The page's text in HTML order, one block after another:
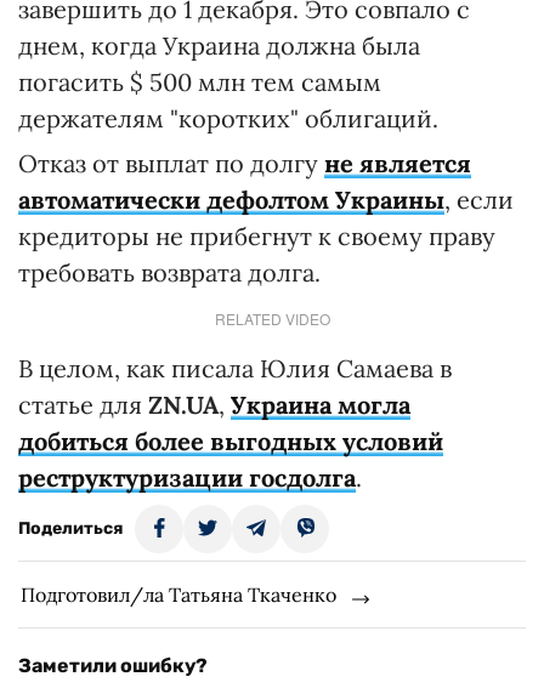
завершить до 1 декабря. Это совпало c
днем, когда Украина должна была
погасить $ 500 млн тем самым
держателям "коротких" облигаций.
Отказ от выплат по долгу не является
автоматически дефолтом Украины, если
кредиторы не прибегнут к своему праву
требовать возврата долга.
RELATED VIDEO
В целом, как писала Юлия Самаева в
статье для ZN.UA, Украина могла
добиться более выгодных условий
реструктуризации госдолга.
Поделиться
Подготовил/ла Татьяна Ткаченко
Заметили ошибку?